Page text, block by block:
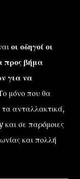
οι οδηγοί οι
προς βήμα
για να
μόνο που θα
τα ανταλλακτικά,
και σε παρόμοιες
και πολλή